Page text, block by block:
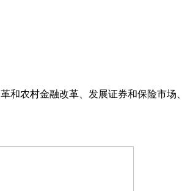
村金融改革、发展证券和保险市场